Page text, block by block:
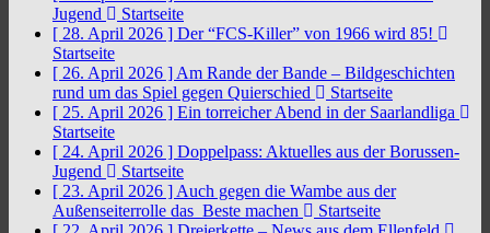
Jugend
Startseite
[ 28. April 2026 ] Der “FCS-Killer” von 1966 wird 85!
Startseite
[ 26. April 2026 ] Am Rande der Bande – Bildgeschichten
rund um das Spiel gegen Quierschied
Startseite
[ 25. April 2026 ] Ein torreicher Abend in der Saarlandliga
Startseite
[ 24. April 2026 ] Doppelpass: Aktuelles aus der Borussen-
Jugend
Startseite
[ 23. April 2026 ] Auch gegen die Wambe aus der
Außenseiterrolle das Beste machen
Startseite